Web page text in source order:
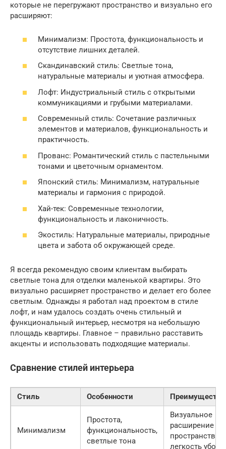
которые не перегружают пространство и визуально его
расширяют:
Минимализм: Простота, функциональность и
отсутствие лишних деталей.
Скандинавский стиль: Светлые тона,
натуральные материалы и уютная атмосфера.
Лофт: Индустриальный стиль с открытыми
коммуникациями и грубыми материалами.
Современный стиль: Сочетание различных
элементов и материалов, функциональность и
практичность.
Прованс: Романтический стиль с пастельными
тонами и цветочным орнаментом.
Японский стиль: Минимализм, натуральные
материалы и гармония с природой.
Хай-тек: Современные технологии,
функциональность и лаконичность.
Экостиль: Натуральные материалы, природные
цвета и забота об окружающей среде.
Я всегда рекомендую своим клиентам выбирать
светлые тона для отделки маленькой квартиры. Это
визуально расширяет пространство и делает его более
светлым. Однажды я работал над проектом в стиле
лофт, и нам удалось создать очень стильный и
функциональный интерьер, несмотря на небольшую
площадь квартиры. Главное – правильно расставить
акценты и использовать подходящие материалы.
Сравнение стилей интерьера
Стиль Особенности Преимущества
Минимализм
Простота,
функциональность,
светлые тона
Визуальное
расширение
пространства,
легкость